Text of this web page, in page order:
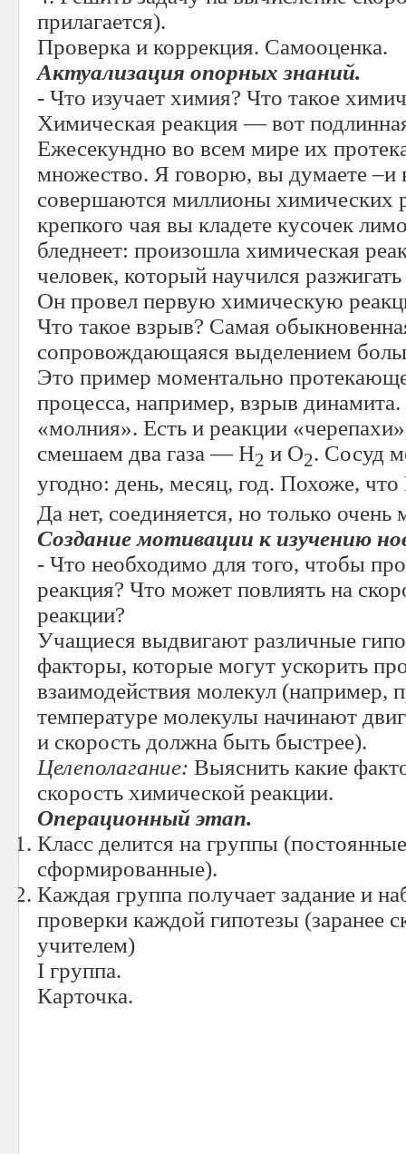
прилагается).
Проверка и коррекция. Самооценка.
Актуализация опорных знаний.
- Что изучает химия? Что такое
Химическая реакция — вот
Ежесекундно во всем мире их
множество. Я говорю, вы думаете –и
совершаются миллионы химических
крепкого чая вы кладете кусочек
бледнеет: произошла химическая
человек, который научился
Он провел первую химическую
Что такое взрыв? Самая
сопровождающаяся выделением
Это пример моментально
процесса, например, взрыв
«молния». Есть и реакции
смешаем два газа — Н2 и О2. Сосуд
угодно: день, месяц, год. Похоже,
Да нет, соединяется, но только очень
Создание мотивации к изучению
- Что необходимо для того, чтобы
реакция? Что может повлиять на
реакции?
Учащиеся выдвигают различные
факторы, которые могут ускорить
взаимодействия молекул (например,
температуре молекулы начинают
и скорость должна быть быстрее).
Целеполагание: Выяснить какие
скорость химической реакции.
Операционный этап.
Класс делится на группы
сформированные).
Каждая группа получает задание и
проверки каждой гипотезы (заранее
учителем)
I группа.
Карточка.